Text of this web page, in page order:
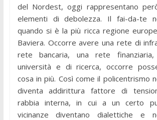
del Nordest, oggi rappresentano
elementi di debolezza. Il fai-da-te
quando si è la più ricca regione
Baviera. Occorre avere una rete di
rete bancaria, una rete
università e di ricerca, occorre
cosa in più. Così come il policentrismo
diventa addirittura fattore di
rabbia interna, in cui a un certo
vicinanze diventano dialettiche e